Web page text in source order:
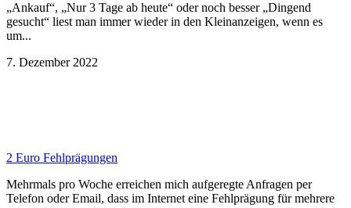
„Ankauf“, „Nur 3 Tage ab heute“ oder noch besser „Dingend
gesucht“ liest man immer wieder in den Kleinanzeigen, wenn es
um...
7. Dezember 2022
2 Euro Fehlprägungen
Mehrmals pro Woche erreichen mich aufgeregte Anfragen per
Telefon oder Email, dass im Internet eine Fehlprägung für mehrere